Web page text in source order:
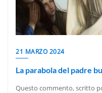
21 MARZO 2024
La parabola del padre
Questo commento, scritto